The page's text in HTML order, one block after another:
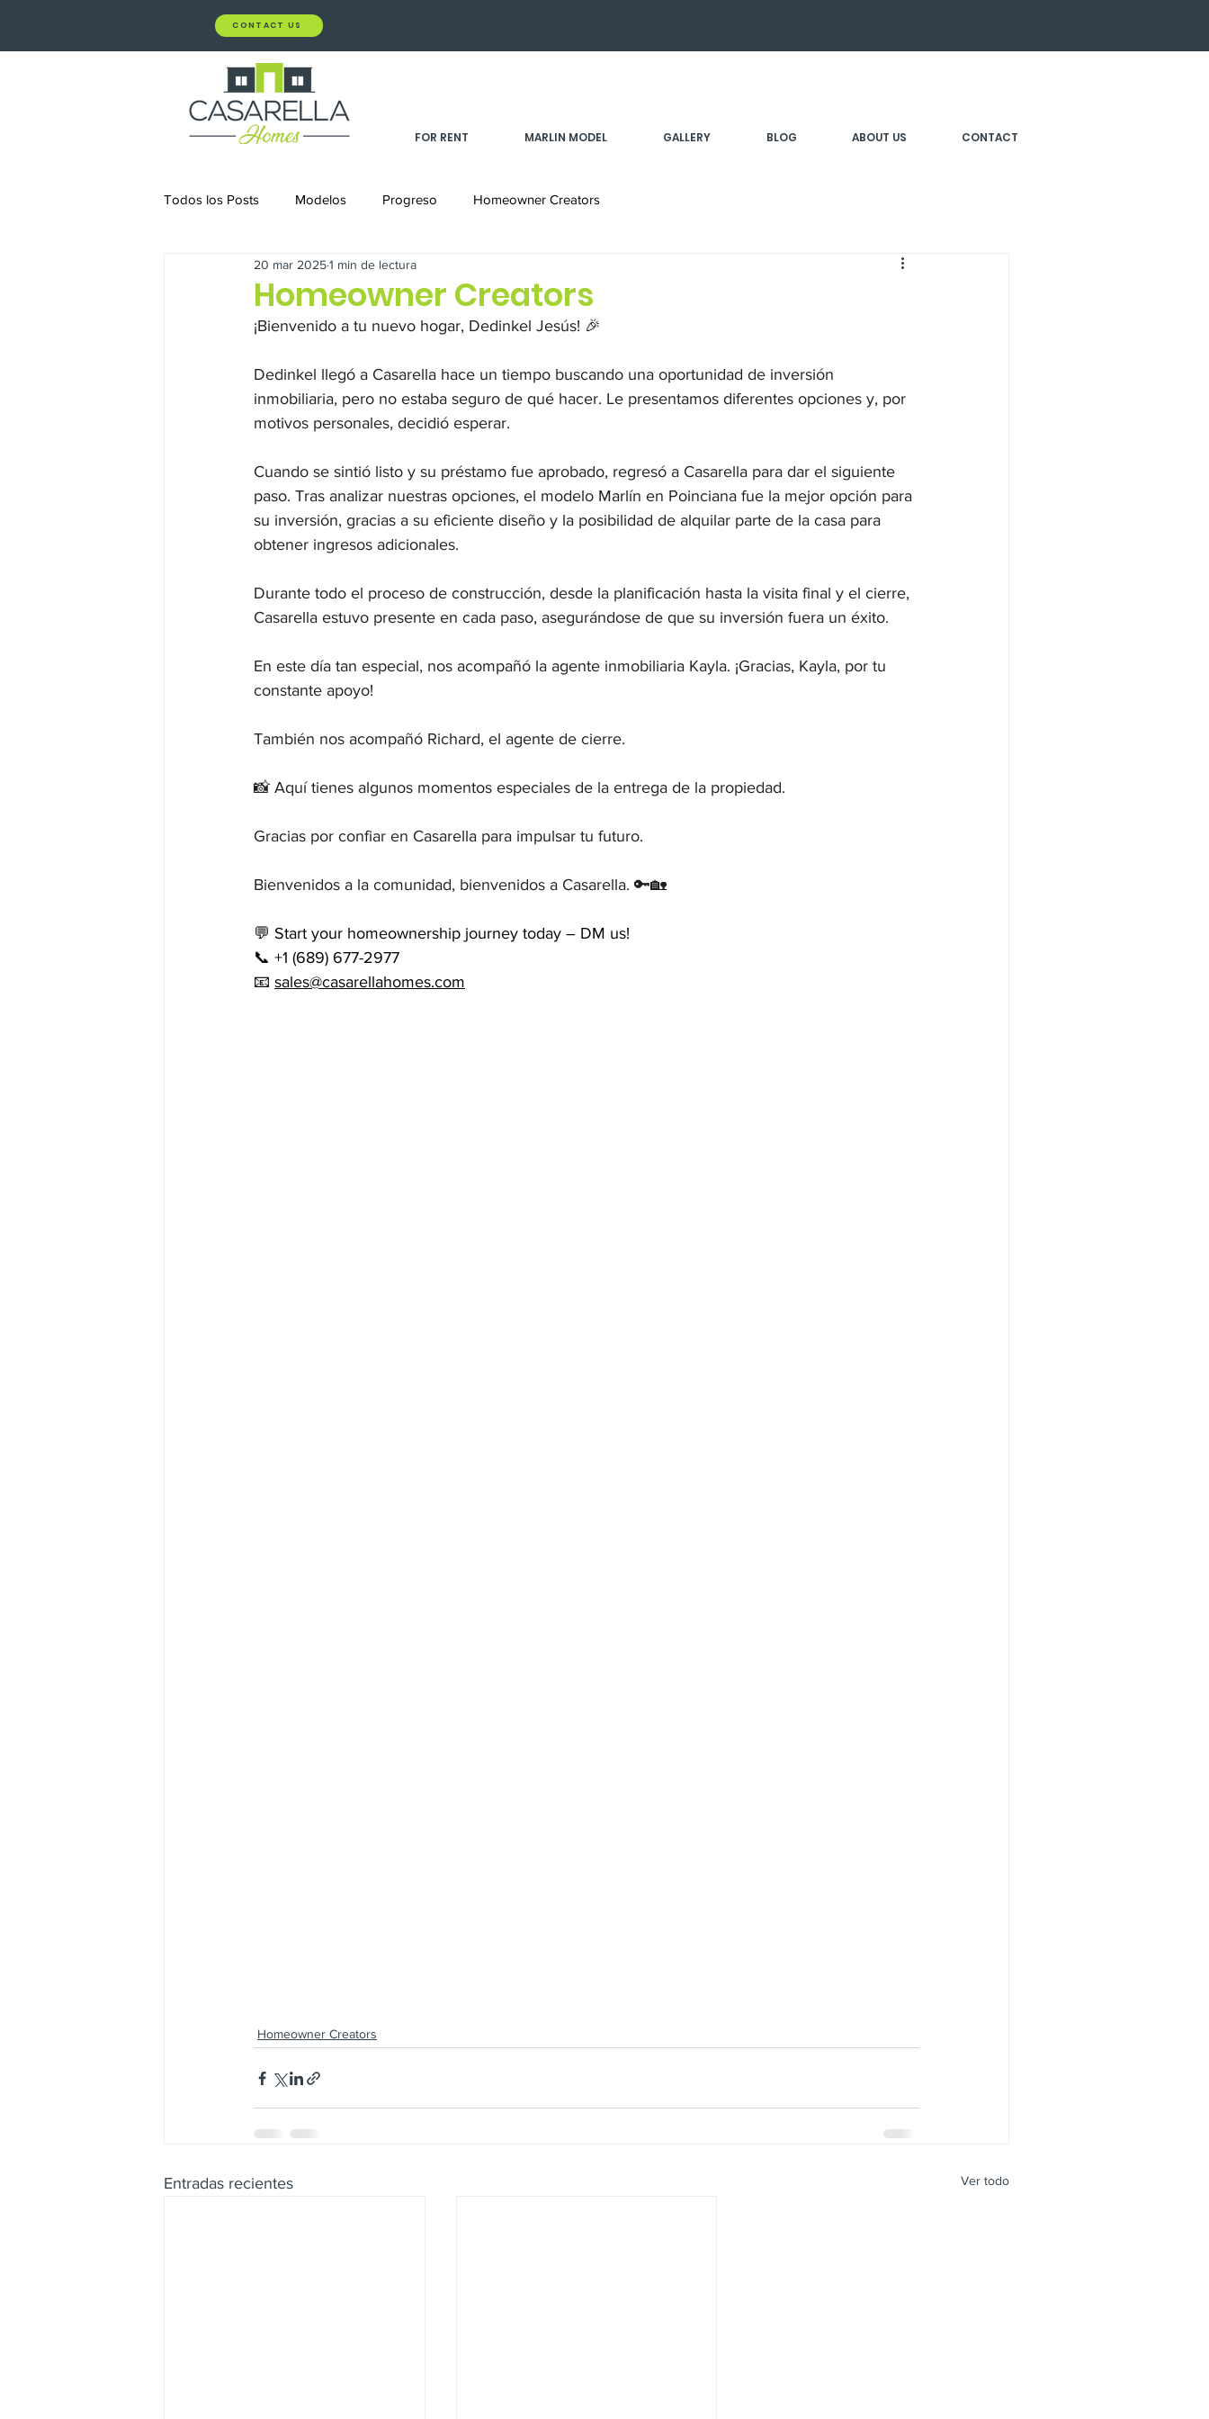
CONTACT US
FOR RENT MARLIN MODEL GALLERY BLOG ABOUT US CONTACT
Todos los Posts Modelos Progreso Homeowner Creators
Homeowner Creators
20 mar 20251 min de lectura
¡Bienvenido a tu nuevo hogar, Dedinkel Jesús! 🎉
Dedinkel llegó a Casarella hace un tiempo buscando una oportunidad de inversión
inmobiliaria, pero no estaba seguro de qué hacer. Le presentamos diferentes opciones y, por
motivos personales, decidió esperar.
Cuando se sintió listo y su préstamo fue aprobado, regresó a Casarella para dar el siguiente
paso. Tras analizar nuestras opciones, el modelo Marlín en Poinciana fue la mejor opción para
su inversión, gracias a su eficiente diseño y la posibilidad de alquilar parte de la casa para
obtener ingresos adicionales.
Durante todo el proceso de construcción, desde la planificación hasta la visita final y el cierre,
Casarella estuvo presente en cada paso, asegurándose de que su inversión fuera un éxito.
En este día tan especial, nos acompañó la agente inmobiliaria Kayla. ¡Gracias, Kayla, por tu
constante apoyo!
También nos acompañó Richard, el agente de cierre.
📸 Aquí tienes algunos momentos especiales de la entrega de la propiedad.
Gracias por confiar en Casarella para impulsar tu futuro.
Bienvenidos a la comunidad, bienvenidos a Casarella. 🔑🏡
💬 Start your homeownership journey today – DM us!
📞 +1 (689) 677-2977
📧 sales@casarellahomes.com
Homeowner Creators
Entradas recientes Ver todo